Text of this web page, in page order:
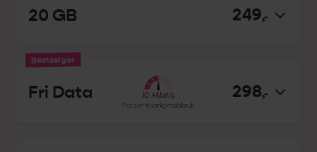
20 GB 249,-
bestselger
Fri Data 10Mbit/s
Passer til vanlig mobilbruk
298,-